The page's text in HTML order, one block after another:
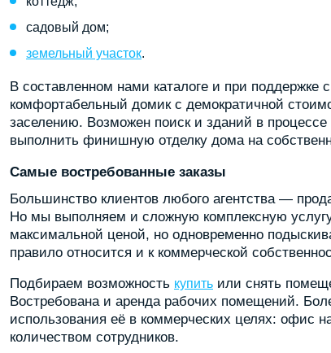
садовый дом;
земельный участок.
В составленном нами каталоге и при поддержке
комфортабельный домик с демократичной
заселению. Возможен поиск и зданий в
выполнить финишную отделку дома на
Самые востребованные заказы
Большинство клиентов любого агентства —
Но мы выполняем и сложную комплексную
максимальной ценой, но одновременно
правило относится и к коммерческой
Подбираем возможность купить или снять
Востребована и аренда рабочих помещений.
использования её в коммерческих целях: офис
количеством сотрудников.